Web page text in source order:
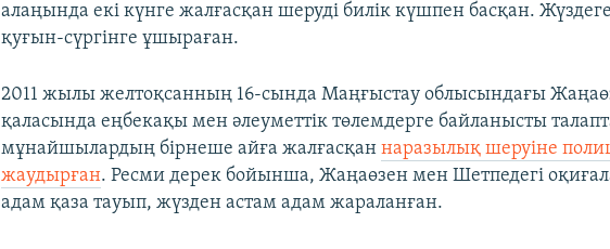
алаңында екі күнге жалғасқан шеруді билік күшпен басқан.
қуғын-сүргінге ұшыраған.
2011 жылы желтоқсанның 16-сында Маңғыстау облысындағы
қаласында еңбекақы мен әлеуметтік төлемдерге байланысты
мұнайшылардың бірнеше айға жалғасқаннаразылық шеруіне
жаудырған. Ресми дерек бойынша, Жаңаөзен мен Шетпедегі
адам қаза тауып, жүзден астам адам жараланған.